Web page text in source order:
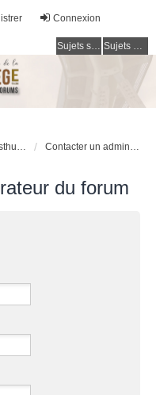
Connexion
Sujets sans réponse Sujets actifs
https://dailydigesthub.com Contacter un administrateur du forum
du forum